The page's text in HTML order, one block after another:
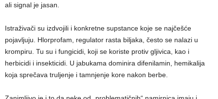
ali signal je jasan.
Istraživači su izdvojili i konkretne supstance koje se najčešće
pojavljuju. Hlorprofam, regulator rasta biljaka, često se nalazi u
krompiru. Tu su i fungicidi, koji se koriste protiv gljivica, kao i
herbicidi i insekticidi. U jabukama dominira difenilamin, hemikalija
koja sprečava truljenje i tamnjenje kore nakon berbe.